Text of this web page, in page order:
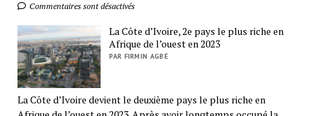
Commentaires sont désactivés
La Côte d’Ivoire, 2e pays le plus riche en
Afrique de l’ouest en 2023
PAR FIRMIN AGBÉ
La Côte d’Ivoire devient le deuxième pays le plus riche en